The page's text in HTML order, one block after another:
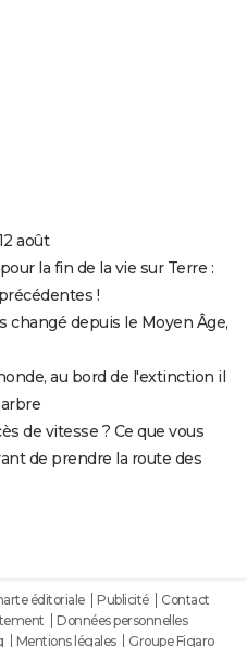
août
la fin de la vie sur Terre :
!
changé depuis le Moyen Âge,
au bord de l'extinction il
de vitesse ? Ce que vous
de prendre la route des
éditoriale Publicité
Contact
Données personnelles
Mentions légales Groupe Figaro